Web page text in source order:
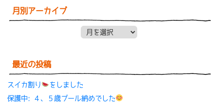
月別アーカイブ
最近の投稿
スイカ割り
をしました
保護中: ４、５歳プール納めでした